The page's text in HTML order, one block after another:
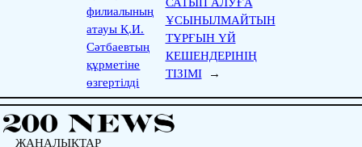
филиалының
атауы Қ.И.
Сәтбаевтың
құрметіне
өзгертілді
ҰСЫНЫЛМАЙТЫН
ТҰРҒЫН ҮЙ
КЕШЕНДЕРІНІҢ
ТІЗІМІ
→
ЖАҢАЛЫҚТАР